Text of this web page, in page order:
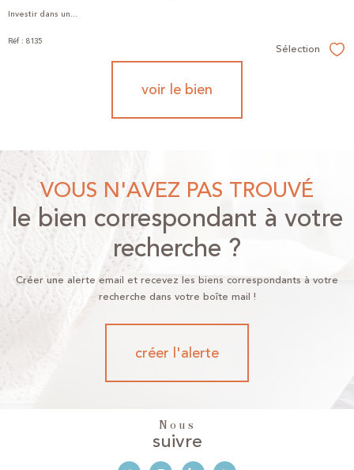
Investir dans un...
Réf : 8135 Sélection
voir le bien
VOUS N'AVEZ PAS TROUVÉ
le bien correspondant à votre
recherche ?
Créer une alerte email et recevez les biens correspondants à votre
recherche dans votre boîte mail !
créer l'alerte
Nous
suivre